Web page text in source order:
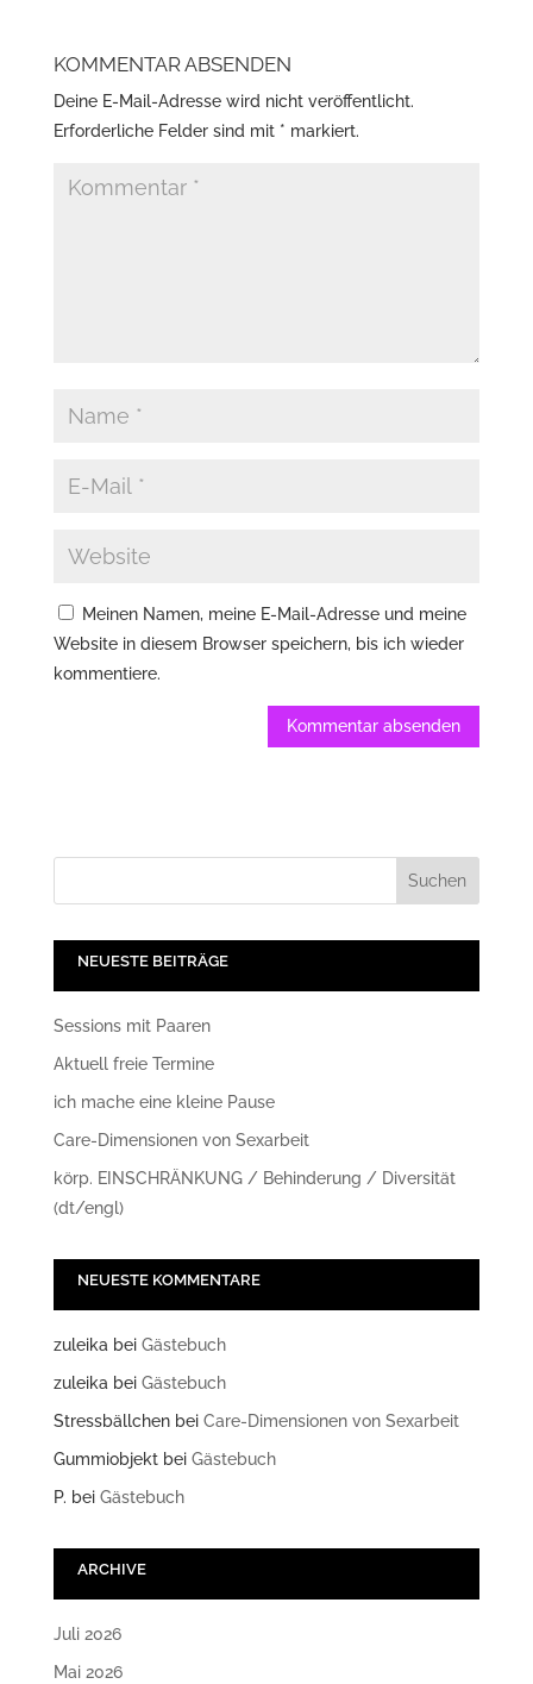
KOMMENTAR ABSENDEN
Deine E-Mail-Adresse wird nicht veröffentlicht.
Erforderliche Felder sind mit * markiert.
Meinen Namen, meine E-Mail-Adresse und meine
Website in diesem Browser speichern, bis ich wieder
kommentiere.
NEUESTE BEITRÄGE
Sessions mit Paaren
Aktuell freie Termine
ich mache eine kleine Pause
Care-Dimensionen von Sexarbeit
körp. EINSCHRÄNKUNG / Behinderung / Diversität
(dt/engl)
NEUESTE KOMMENTARE
zuleikabei Gästebuch
zuleikabei Gästebuch
Stressbällchenbei Care-Dimensionen von Sexarbeit
Gummiobjektbei Gästebuch
P. bei Gästebuch
ARCHIVE
Juli 2026
Mai 2026